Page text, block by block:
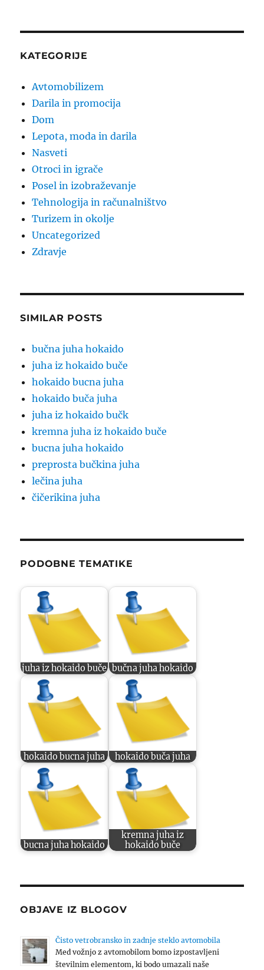
KATEGORIJE
Avtomobilizem
Darila in promocija
Dom
Lepota, moda in darila
Nasveti
Otroci in igrače
Posel in izobraževanje
Tehnologija in računalništvo
Turizem in okolje
Uncategorized
Zdravje
SIMILAR POSTS
bučna juha hokaido
juha iz hokaido buče
hokaido bucna juha
hokaido buča juha
juha iz hokaido bučk
kremna juha iz hokaido buče
bucna juha hokaido
preprosta bučkina juha
lečina juha
čičerikina juha
PODOBNE TEMATIKE
juha iz hokaido buče bučna juha hokaido
hokaido bucna juha hokaido buča juha
bucna juha hokaido
kremna juha iz
hokaido buče
OBJAVE IZ BLOGOV
Čisto vetrobransko in zadnje steklo avtomobila
Med vožnjo z avtomobilom bomo izpostavljeni
številnim elementom, ki bodo umazali naše